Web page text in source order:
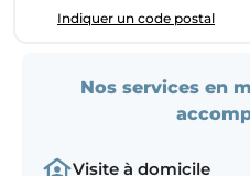
Indiquer un code postal
Nos services en
Visite à domicile